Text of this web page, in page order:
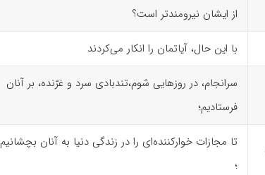
از ایشان نیرومندتر است؟
با این حال، آیاتمان را انکار می‌کردند
سرانجام، در روزهایی شوم،تندبادی سرد و غرّنده، بر آنان
فرستادیم؛
تا مجازات خوارکننده‌ای را در زندگی دنیا به آنان بچشانیم
؛